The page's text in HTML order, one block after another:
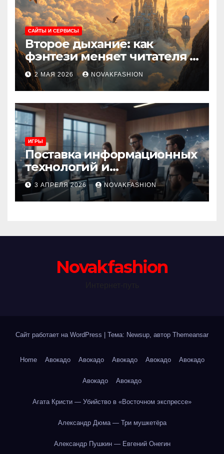
САЙТЫ И СЕРВИСЫ
Второе дыхание: как
фэнтези меняет читателя и
культуру
2 МАЯ 2026 NOVAKFASHION
ИГРЫ
Поставка информационных
технологий и
инновационные решения
3 АПРЕЛЯ 2026 NOVAKFASHION
Novakfashion
Сайт работает на WordPress Тема: Newsup, автор Themeansar
Home Авокадо Авокадо Авокадо Авокадо Авокадо
Авокадо Авокадо
Агата Кристи — Убийство в «Восточном экспрессе»
Александр Дюма — Три мушкетёра
Александр Пушкин — Евгений Онегин